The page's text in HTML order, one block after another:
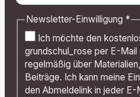
Newsletter-Einwilligung *
Ich möchte den
grundschul_rose per E-
regelmäßig über
Beiträge. Ich kann meine
den Abmeldelink in jeder